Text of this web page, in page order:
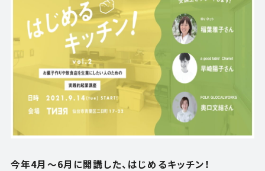
今年4月～6月に開講した、はじめるキッチン！